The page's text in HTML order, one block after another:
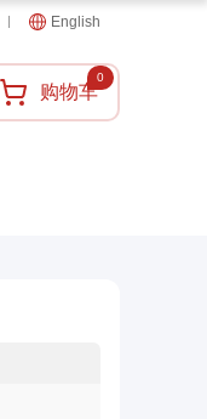
English
购物车
0